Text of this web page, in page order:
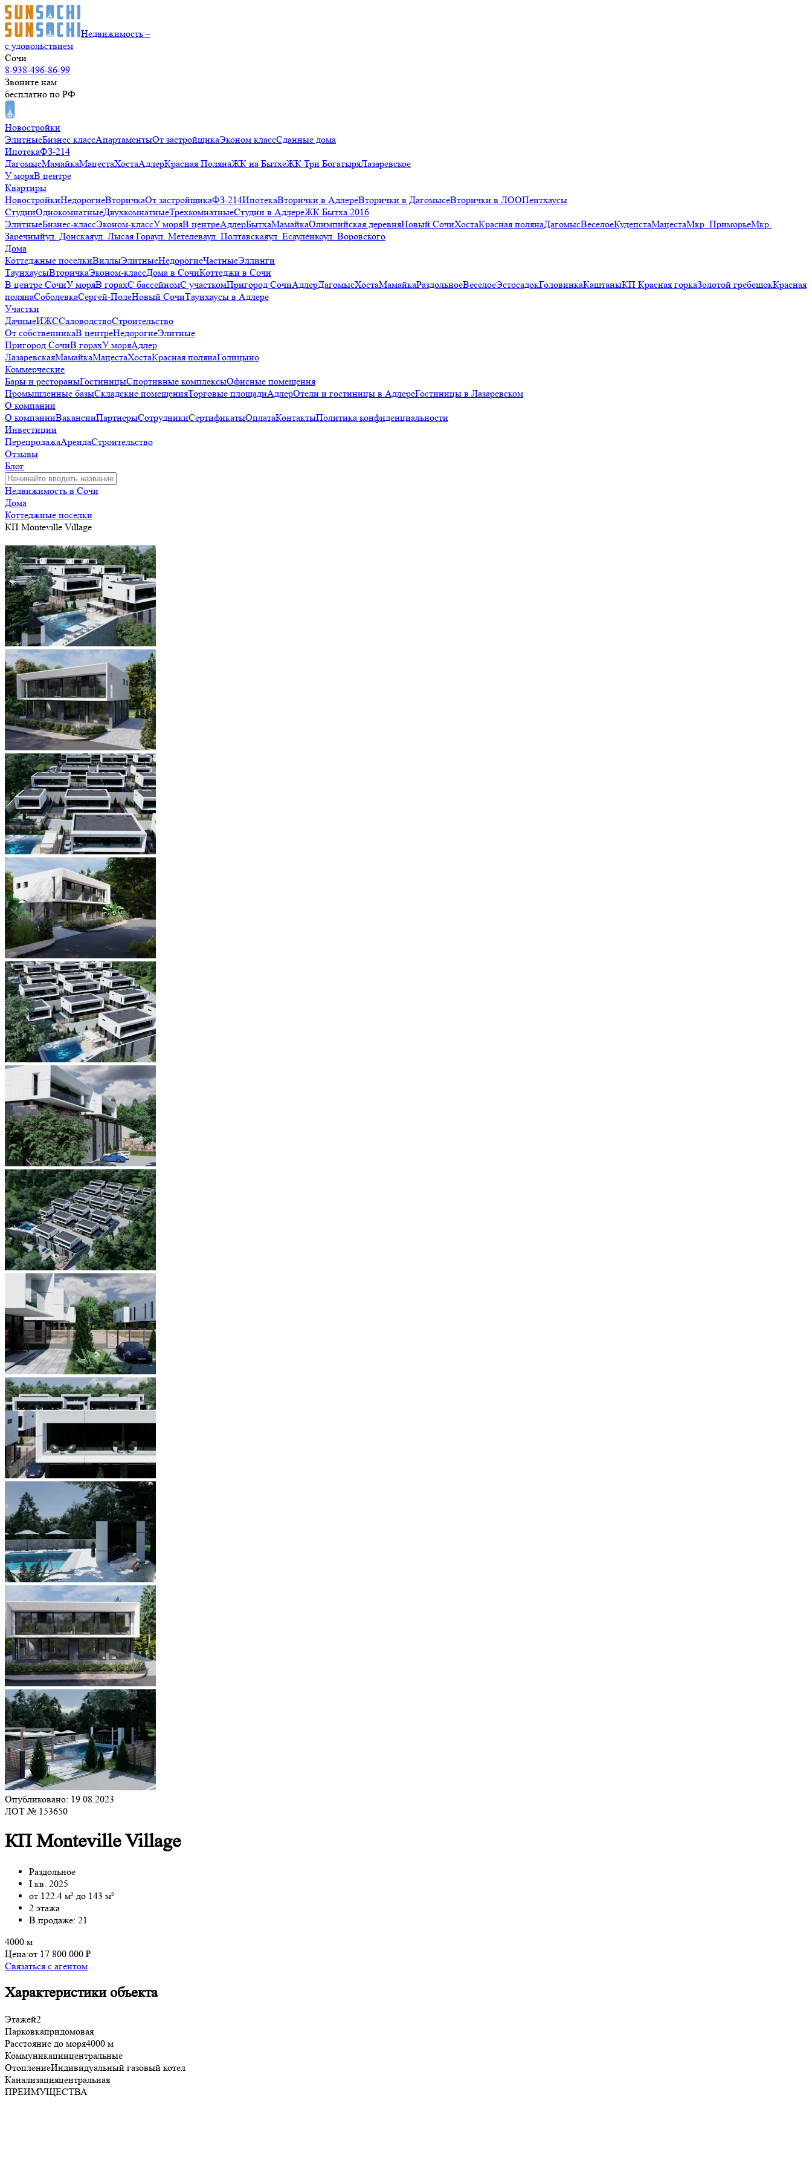
Недвижимость –
с удовольствием
Сочи
8-938-496-86-99
Звоните нам
бесплатно по РФ
Новостройки
ЭлитныеБизнес классАпартаментыОт застройщикаЭконом классСданные дома
ИпотекаФЗ-214
ДагомысМамайкаМацестаХостаАдлерКрасная ПолянаЖК на БытхеЖК Три БогатыряЛазаревское
У моряВ центре
Квартиры
НовостройкиНедорогиеВторичкаОт застройщикаФЗ-214ИпотекаВторички в АдлереВторички в ДагомысеВторички в ЛООПентхаусы
СтудииОднокомнатныеДвухкомнатныеТрехкомнатныеСтудии в АдлереЖК Бытха 2016
ЭлитныеБизнес-классЭконом-классУ моряВ центреАдлерБытхаМамайкаОлимпийская деревняНовый СочиХостаКрасная полянаДагомысВеселоеКудепстаМацестаМкр. ПриморьеМкр.
Заречныйул. Донскаяул. Лысая Гораул. Метелеваул. Полтавскаяул. Есауленкоул. Воровского
Дома
Коттеджные поселкиВиллыЭлитныеНедорогиеЧастныеЭллинги
ТаунхаусыВторичкаЭконом-классДома в СочиКоттеджи в Сочи
В центре СочиУ моряВ горахС бассейномС участкомПригород СочиАдлерДагомысХостаМамайкаРаздольноеВеселоеЭстосадокГоловинкаКаштаныКП Красная горкаЗолотой гребешокКрасная
полянаСоболевкаСергей-ПолеНовый СочиТаунхаусы в Адлере
Участки
ДачныеИЖССадоводствоСтроительство
От собственникаВ центреНедорогиеЭлитные
Пригород СочиВ горахУ моряАдлер
ЛазаревскаяМамайкаМацестаХостаКрасная полянаГолицыно
Коммерческие
Бары и рестораныГостиницыСпортивные комплексыОфисные помещения
Промышленные базыСкладские помещенияТорговые площадиАдлерОтели и гостиницы в АдлереГостиницы в Лазаревском
О компании
О компанииВакансииПартнерыСотрудникиСертификатыОплатаКонтактыПолитика конфиденциальности
Инвестиции
ПерепродажаАрендаСтроительство
Отзывы
Блог
Недвижимость в Сочи
Дома
Коттеджные поселки
КП Monteville Village
Опубликовано: 19.08.2023
ЛОТ № 153650
КП Monteville Village
Раздольное
I кв. 2025
от 122.4 м² до 143 м²
2 этажа
В продаже: 21
4000 м
Цена:от 17 800 000 ₽
Связаться с агентом
Характеристики объекта
Этажей2
Парковкапридомовая
Расстояние до моря4000 м
Коммуникациицентральные
ОтоплениеИндивидуальный газовый котел
Канализацияцентральная
ПРЕИМУЩЕСТВА